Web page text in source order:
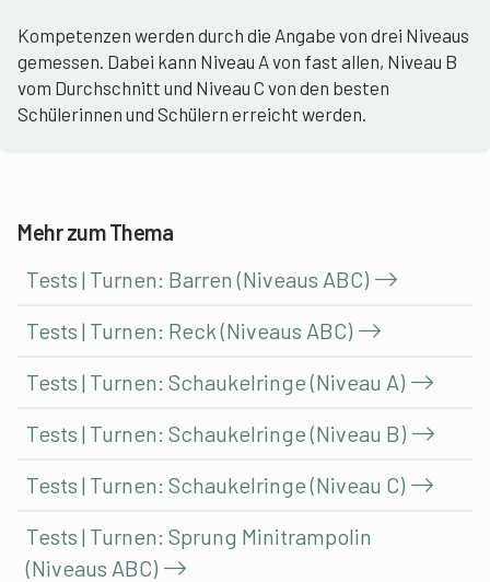
Kompetenzen werden durch die Angabe von drei Niveaus
gemessen. Dabei kann Niveau A von fast allen, Niveau B
vom Durchschnitt und Niveau C von den besten
Schülerinnen und Schülern erreicht werden.
Mehr zum Thema
Tests | Turnen: Barren (Niveaus ABC)
Tests | Turnen: Reck (Niveaus ABC)
Tests | Turnen: Schaukelringe (Niveau A)
Tests | Turnen: Schaukelringe (Niveau B)
Tests | Turnen: Schaukelringe (Niveau C)
Tests | Turnen: Sprung Minitrampolin
(Niveaus ABC)